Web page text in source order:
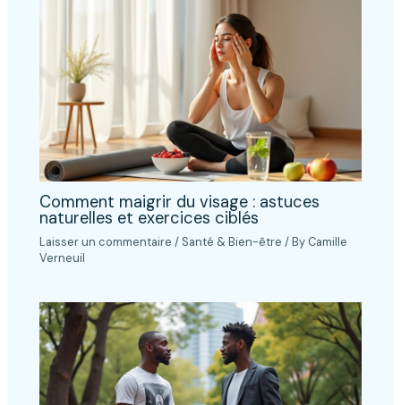
Comment maigrir du visage : astuces
naturelles et exercices ciblés
Laisser un commentaire / Santé & Bien-être / By Camille
Verneuil